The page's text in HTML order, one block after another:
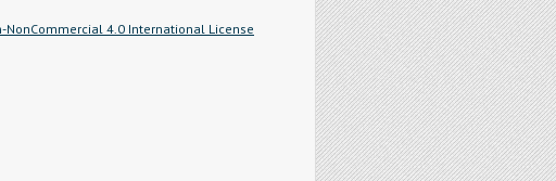
NonCommercial 4.0 International License